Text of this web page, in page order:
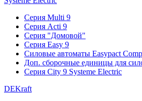
Серия Multi 9
Серия Acti 9
Серия "Домовой"
Серия Easy 9
Силовые автоматы Easypact
Доп. сборочные единицы для
Серия City 9 Systeme Electric
DEKraft